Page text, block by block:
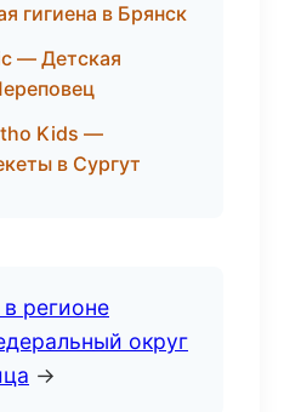
гигиена в Брянск
— Детская
Kids —
в Сургут
регионе
округ
→